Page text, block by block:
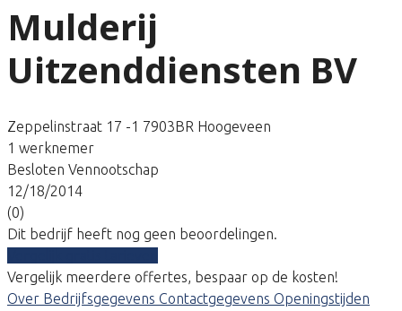
Mulderij
Uitzenddiensten BV
Zeppelinstraat 17 -1 7903BR Hoogeveen
1 werknemer
Besloten Vennootschap
12/18/2014
(0)
Dit bedrijf heeft nog geen beoordelingen.
Vergelijk meerdere offertes, bespaar op de kosten!
Over Bedrijfsgegevens Contactgegevens Openingstijden